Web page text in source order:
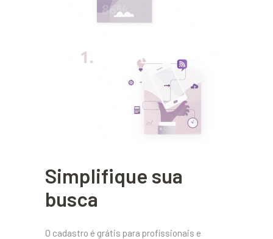
Simplifique sua
busca
O cadastro é grátis para profissionais e